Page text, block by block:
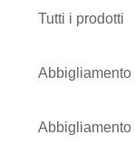
Tutti i prodotti
Abbigliamento